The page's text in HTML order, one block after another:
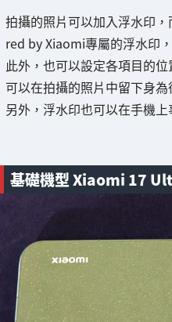
拍攝的照片可以加入浮水印
red by Xiaomi專屬的浮水印
此外，也可以設定各項目的
可以在拍攝的照片中留下身為
另外，浮水印也可以在手機上
基礎機型 Xiaomi 17